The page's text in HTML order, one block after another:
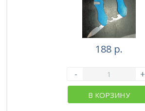
188 р.
- +
В КОРЗИНУ